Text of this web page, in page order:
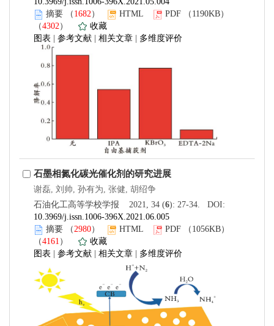
摘要 （ 1682 ） HTML PDF （1190KB）
（4302 ）
收藏
图表
参考文献 相关文章 多维度评价
石墨相氮化碳光催化剂的研究进展
谢磊, 刘帅, 孙有为, 张健, 胡绍争
石油化工高等学校学报 2021, 34 (6): 27-34. DOI:
10.3969/j.issn.1006-396X.2021.06.005
摘要 （ 2980） HTML PDF （1056KB）
（4161 ）
收藏
图表
参考文献 相关文章 多维度评价